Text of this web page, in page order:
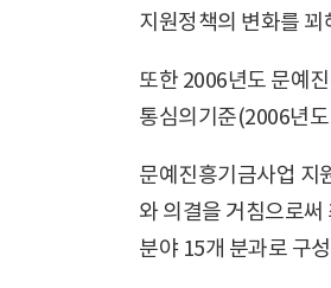
지원정책의 변화를
또한 2006년도 문예
통심의기준(2006년
문예진흥기금사업 지
와 의결을 거침으로
분야 15개 분과로 구